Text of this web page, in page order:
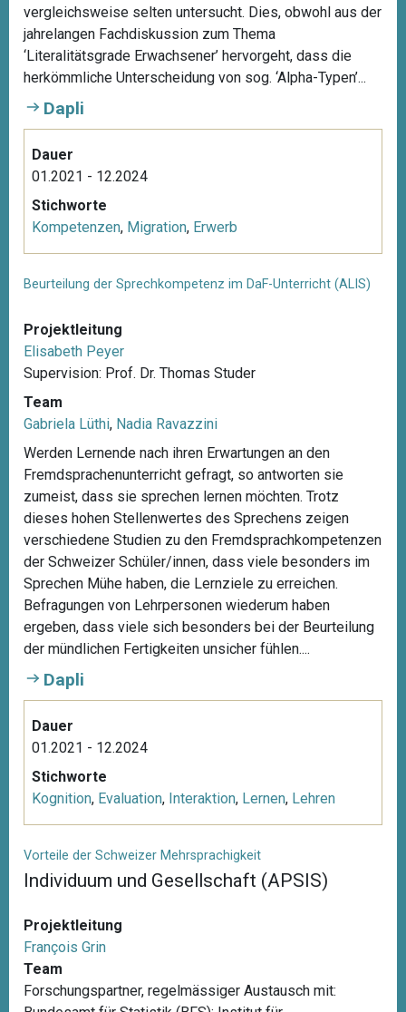
vergleichsweise selten untersucht. Dies, obwohl aus der
jahrelangen Fachdiskussion zum Thema
‘Literalitätsgrade Erwachsener’ hervorgeht, dass die
herkömmliche Unterscheidung von sog. ‘Alpha-Typen’...
Dapli
Dauer
01.2021 - 12.2024
Stichworte
Kompetenzen, Migration, Erwerb
Beurteilung der Sprechkompetenz im DaF-Unterricht (ALIS)
Projektleitung
Elisabeth Peyer
Supervision: Prof. Dr. Thomas Studer
Team
Gabriela Lüthi, Nadia Ravazzini
Werden Lernende nach ihren Erwartungen an den
Fremdsprachenunterricht gefragt, so antworten sie
zumeist, dass sie sprechen lernen möchten. Trotz
dieses hohen Stellenwertes des Sprechens zeigen
verschiedene Studien zu den Fremdsprachkompetenzen
der Schweizer Schüler/innen, dass viele besonders im
Sprechen Mühe haben, die Lernziele zu erreichen.
Befragungen von Lehrpersonen wiederum haben
ergeben, dass viele sich besonders bei der Beurteilung
der mündlichen Fertigkeiten unsicher fühlen....
Dapli
Dauer
01.2021 - 12.2024
Stichworte
Kognition, Evaluation, Interaktion, Lernen, Lehren
Vorteile der Schweizer Mehrsprachigkeit
Individuum und Gesellschaft (APSIS)
Projektleitung
François Grin
Team
Forschungspartner, regelmässiger Austausch mit: